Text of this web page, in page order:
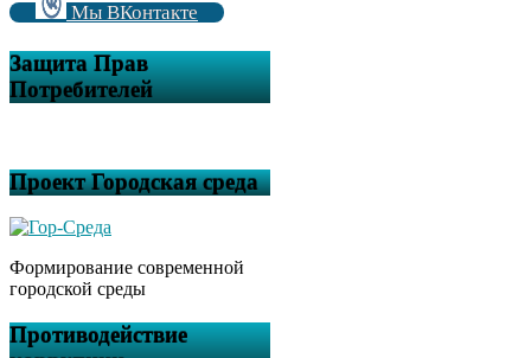
Мы ВКонтакте
Защита Прав
Потребителей
Проект Городская среда
Формирование современной
городской среды
Противодействие